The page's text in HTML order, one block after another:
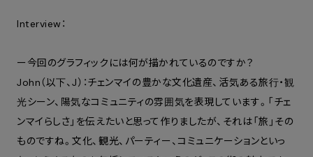
Interview：
ー今回のグラフィックには何が描かれているのですか？
John（以下、J）：チェンマイの豊かな文化遺産、活気ある旅行・観
光シーン、陽気なコミュニティの雰囲気を表現しています。「チェ
ンマイらしさ」を伝えたいと思って作りましたが、それは「旅」その
ものですね。文化、観光、パーティー、コミュニケーションといっ